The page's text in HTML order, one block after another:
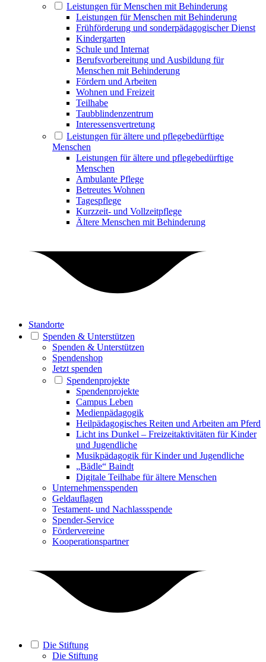
Leistungen für Menschen mit Behinderung
Leistungen für Menschen mit Behinderung
Frühförderung und sonderpädagogischer Dienst
Kindergarten
Schule und Internat
Berufsvorbereitung und Ausbildung für
Menschen mit Behinderung
Fördern und Arbeiten
Wohnen und Freizeit
Teilhabe
Taubblindenzentrum
Interessensvertretung
Leistungen für ältere und pflegebedürftige
Menschen
Leistungen für ältere und pflegebedürftige
Menschen
Ambulante Pflege
Betreutes Wohnen
Tagespflege
Kurzzeit- und Vollzeitpflege
Ältere Menschen mit Behinderung
Standorte
Spenden & Unterstützen
Spenden & Unterstützen
Spendenshop
Jetzt spenden
Spendenprojekte
Spendenprojekte
Campus Leben
Medienpädagogik
Heilpädagogisches Reiten und Arbeiten am Pferd
Licht ins Dunkel – Freizeitaktivitäten für Kinder
und Jugendliche
Musikpädagogik für Kinder und Jugendliche
„Bädle“ Baindt
Digitale Teilhabe für ältere Menschen
Unternehmensspenden
Geldauflagen
Testament- und Nachlassspende
Spender-Service
Fördervereine
Kooperationspartner
Die Stiftung
Die Stiftung